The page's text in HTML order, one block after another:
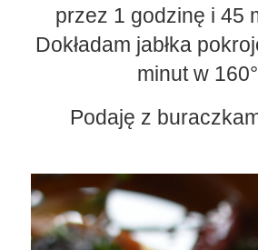
przez 1 godzinę i 45
Dokładam jabłka
minut w
Podaję z